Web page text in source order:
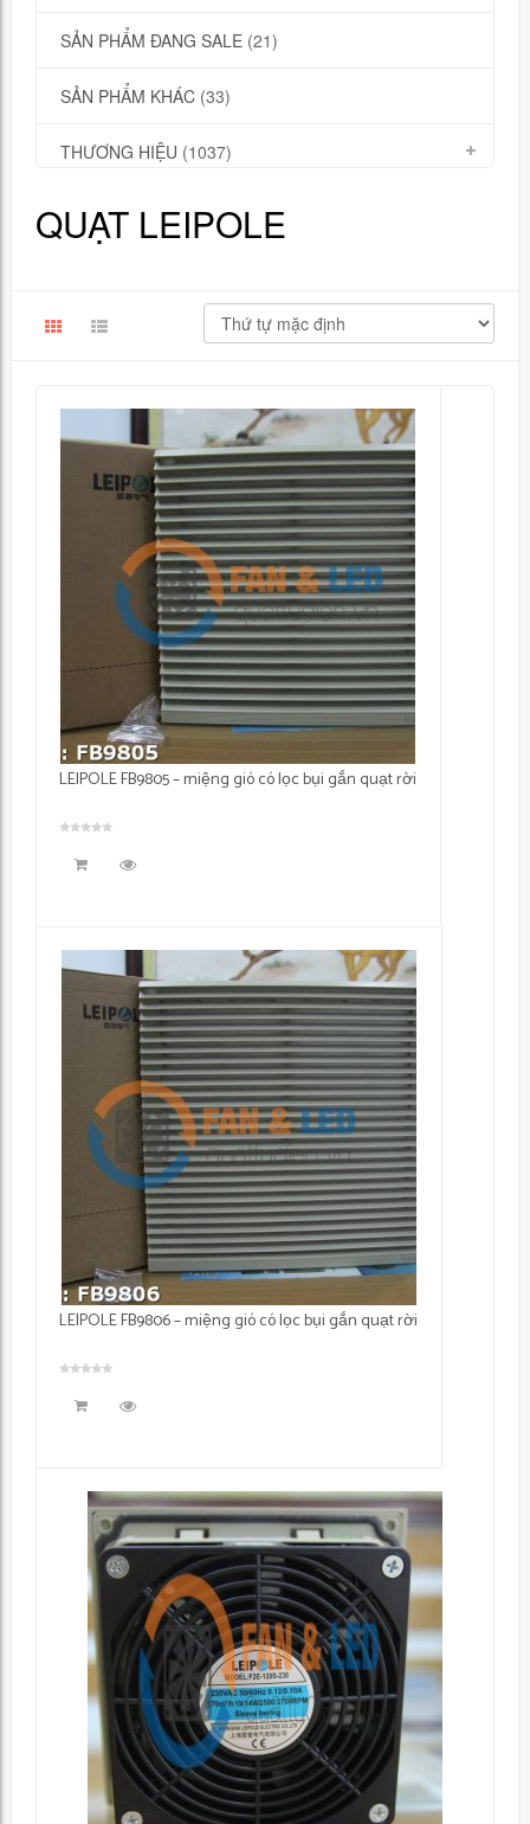
SẢN PHẨM ĐANG SALE (21)
SẢN PHẨM KHÁC (33)
THƯƠNG HIỆU (1037)
QUẠT LEIPOLE
LEIPOLE FB9805 – miệng gió có lọc bụi gắn quạt rời
LEIPOLE FB9806 – miệng gió có lọc bụi gắn quạt rời